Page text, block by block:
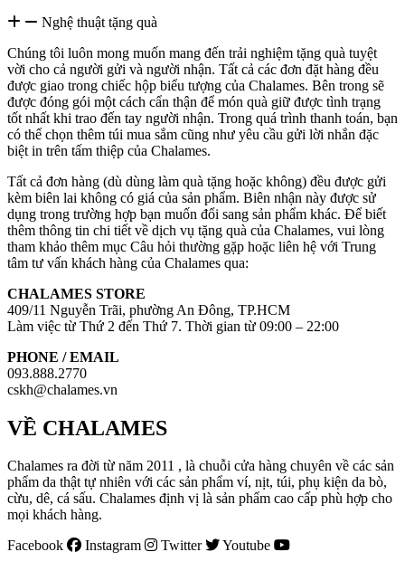
Nghệ thuật tặng quà
Chúng tôi luôn mong muốn mang đến trải nghiệm tặng quà tuyệt
vời cho cả người gửi và người nhận. Tất cả các đơn đặt hàng đều
được giao trong chiếc hộp biểu tượng của Chalames. Bên trong sẽ
được đóng gói một cách cẩn thận để món quà giữ được tình trạng
tốt nhất khi trao đến tay người nhận. Trong quá trình thanh toán, bạn
có thể chọn thêm túi mua sắm cũng như yêu cầu gửi lời nhắn đặc
biệt in trên tấm thiệp của Chalames.
Tất cả đơn hàng (dù dùng làm quà tặng hoặc không) đều được gửi
kèm biên lai không có giá của sản phẩm. Biên nhận này được sử
dụng trong trường hợp bạn muốn đổi sang sản phẩm khác. Để biết
thêm thông tin chi tiết về dịch vụ tặng quà của Chalames, vui lòng
tham khảo thêm mục Câu hỏi thường gặp hoặc liên hệ với Trung
tâm tư vấn khách hàng của Chalames qua:
CHALAMES STORE
409/11 Nguyễn Trãi, phường An Đông, TP.HCM
Làm việc từ Thứ 2 đến Thứ 7. Thời gian từ 09:00 – 22:00
PHONE / EMAIL
093.888.2770
cskh@chalames.vn
VỀ CHALAMES
Chalames ra đời từ năm 2011 , là chuỗi cửa hàng chuyên về các sản
phẩm da thật tự nhiên với các sản phẩm ví, nịt, túi, phụ kiện da bò,
cừu, dê, cá sấu. Chalames định vị là sản phẩm cao cấp phù hợp cho
mọi khách hàng.
Facebook
Instagram Twitter Youtube